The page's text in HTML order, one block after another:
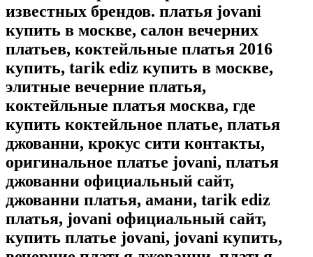
известных брендов. платья jovani
купить в москве, салон вечерних
платьев, коктейльные платья 2016
купить, tarik ediz купить в москве,
элитные вечерние платья,
коктейльные платья москва, где
купить коктейльное платье, платья
джованни, крокус сити контакты,
оригинальное платье jovani, платья
джованни официальный сайт,
джованни платья, амани, tarik ediz
платья, jovani официальный сайт,
купить платье jovani, jovani купить,